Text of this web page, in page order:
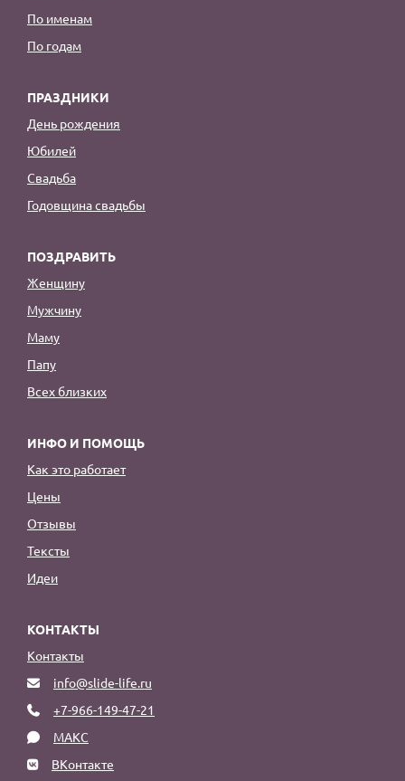
По именам
По годам
ПРАЗДНИКИ
День рождения
Юбилей
Свадьба
Годовщина свадьбы
ПОЗДРАВИТЬ
Женщину
Мужчину
Маму
Папу
Всех близких
ИНФО И ПОМОЩЬ
Как это работает
Цены
Отзывы
Тексты
Идеи
КОНТАКТЫ
Контакты
info@slide-life.ru
+7-966-149-47-21
МАКС
ВКонтакте